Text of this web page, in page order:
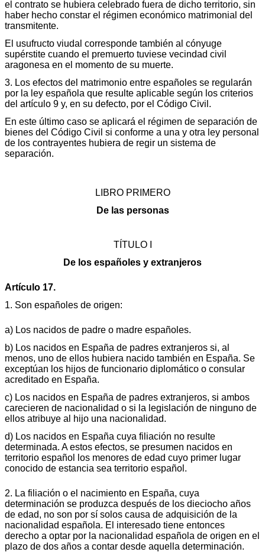
el contrato se hubiera celebrado fuera de dicho territorio, sin
haber hecho constar el régimen económico matrimonial del
transmitente.
El usufructo viudal corresponde también al cónyuge
supérstite cuando el premuerto tuviese vecindad civil
aragonesa en el momento de su muerte.
3. Los efectos del matrimonio entre españoles se regularán
por la ley española que resulte aplicable según los criterios
del artículo 9 y, en su defecto, por el Código Civil.
En este último caso se aplicará el régimen de separación de
bienes del Código Civil si conforme a una y otra ley personal
de los contrayentes hubiera de regir un sistema de
separación.
LIBRO PRIMERO
De las personas
TÍTULO I
De los españoles y extranjeros
Artículo 17.
1. Son españoles de origen:
a) Los nacidos de padre o madre españoles.
b) Los nacidos en España de padres extranjeros si, al
menos, uno de ellos hubiera nacido también en España. Se
exceptúan los hijos de funcionario diplomático o consular
acreditado en España.
c) Los nacidos en España de padres extranjeros, si ambos
carecieren de nacionalidad o si la legislación de ninguno de
ellos atribuye al hijo una nacionalidad.
d) Los nacidos en España cuya filiación no resulte
determinada. A estos efectos, se presumen nacidos en
territorio español los menores de edad cuyo primer lugar
conocido de estancia sea territorio español.
2. La filiación o el nacimiento en España, cuya
determinación se produzca después de los dieciocho años
de edad, no son por sí solos causa de adquisición de la
nacionalidad española. El interesado tiene entonces
derecho a optar por la nacionalidad española de origen en el
plazo de dos años a contar desde aquella determinación.